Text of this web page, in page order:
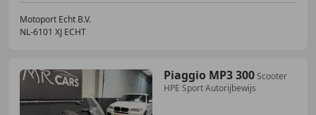
Motoport Echt B.V.
NL-6101 XJ ECHT
Piaggio MP3 300Scooter
HPE Sport Autorijbewijs